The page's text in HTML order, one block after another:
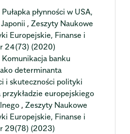
Pułapka płynności w USA,
, Zeszyty Naukowe
Europejskie, Finanse i
24(73) (2020)
Komunikacja banku
determinanta
i skuteczności polityki
europejskiego
, Zeszyty Naukowe
Europejskie, Finanse i
29(78) (2023)